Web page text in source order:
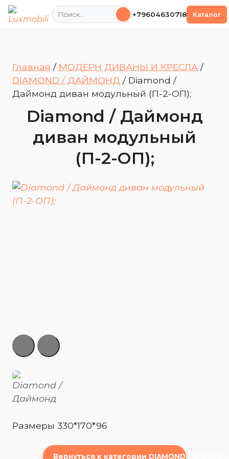
Поиск +79604630718 Каталог
Главная / МОДЕРН ДИВАНЫ И КРЕСЛА /
DIAMOND / ДАЙМОНД / Diamond /
Даймонд диван модульный (П-2-ОП);
Diamond / Даймонд
диван модульный
(П-2-ОП);
Размеры 330*170*96
Вернуться к категории DIAMOND /